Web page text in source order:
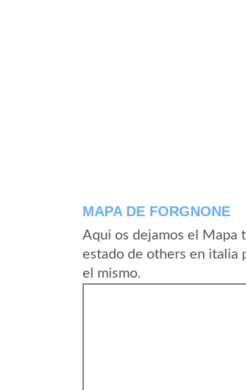
MAPA DE FORGNONE
Aqui os dejamos el Mapa
estado de others en italia
el mismo.